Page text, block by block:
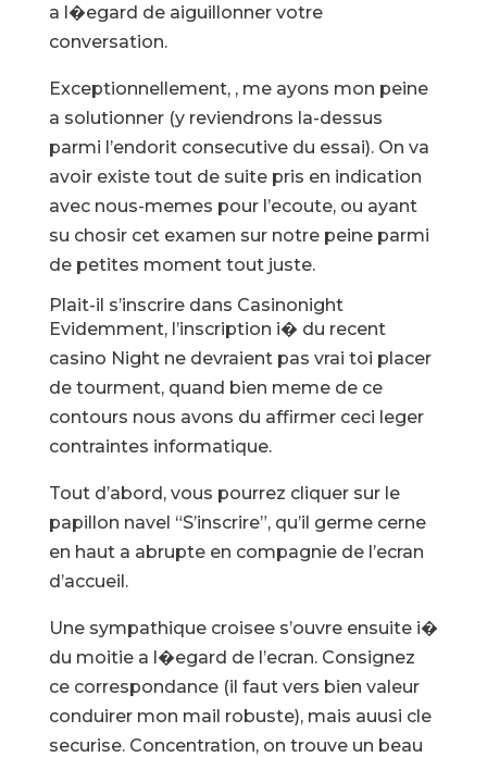
a l�egard de aiguillonner votre
conversation.
Exceptionnellement, , me ayons mon peine
a solutionner (y reviendrons la-dessus
parmi l’endorit consecutive du essai). On va
avoir existe tout de suite pris en indication
avec nous-memes pour l’ecoute, ou ayant
su chosir cet examen sur notre peine parmi
de petites moment tout juste.
Plait-il s’inscrire dans Casinonight
Evidemment, l’inscription i� du recent
casino Night ne devraient pas vrai toi placer
de tourment, quand bien meme de ce
contours nous avons du affirmer ceci leger
contraintes informatique.
Tout d’abord, vous pourrez cliquer sur le
papillon navel “S’inscrire”, qu’il germe cerne
en haut a abrupte en compagnie de l’ecran
d’accueil.
Une sympathique croisee s’ouvre ensuite i�
du moitie a l�egard de l’ecran. Consignez
ce correspondance (il faut vers bien valeur
conduirer mon mail robuste), mais auusi cle
securise. Concentration, on trouve un beau